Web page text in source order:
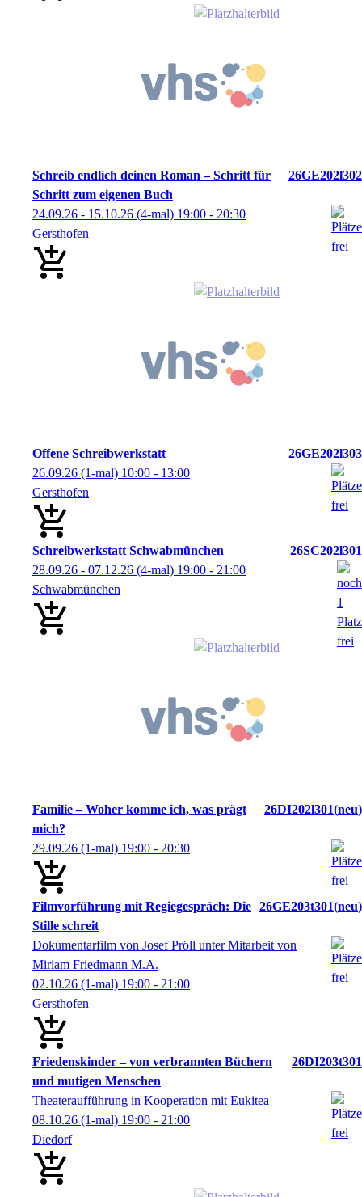
Schreib endlich deinen Roman – Schritt für
Schritt zum eigenen Buch
26GE202l302
24.09.26 - 15.10.26 (4-mal) 19:00 - 20:30
Gersthofen
Offene Schreibwerkstatt
26GE202l303
26.09.26 (1-mal) 10:00 - 13:00
Gersthofen
Schreibwerkstatt Schwabmünchen
26SC202l301
28.09.26 - 07.12.26 (4-mal) 19:00 - 21:00
Schwabmünchen
Familie – Woher komme ich, was prägt
mich?
26DI202l301 neu
29.09.26 (1-mal) 19:00 - 20:30
Filmvorführung mit Regiegespräch: Die
Stille schreit
26GE203t301 neu
Dokumentarfilm von Josef Pröll unter Mitarbeit von
Miriam Friedmann M.A.
02.10.26 (1-mal) 19:00 - 21:00
Gersthofen
Friedenskinder – von verbrannten Büchern
und mutigen Menschen
26DI203t301
Theateraufführung in Kooperation mit Eukitea
08.10.26 (1-mal) 19:00 - 21:00
Diedorf